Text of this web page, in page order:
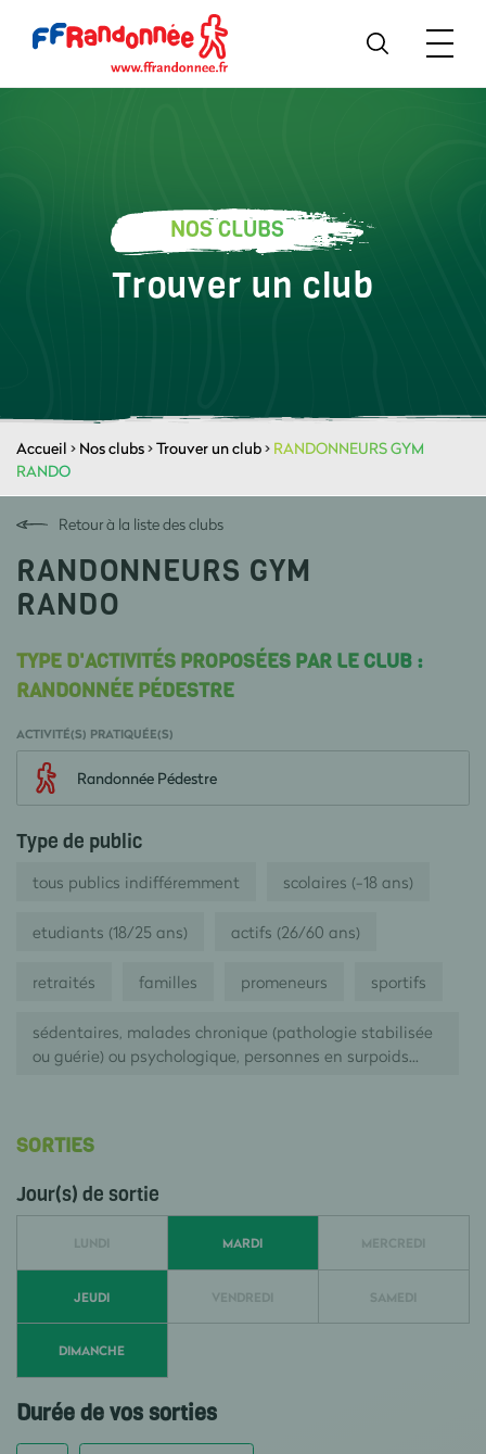
NOS CLUBS
Trouver un club
Accueil > Nos clubs>Trouver un club> RANDONNEURS GYM
RANDO
Retour à la liste des clubs
RANDONNEURS GYM
RANDO
TYPE D'ACTIVITÉS PROPOSÉES PAR LE CLUB :
RANDONNÉE PÉDESTRE
ACTIVITÉ(S) PRATIQUÉE(S)
Randonnée Pédestre
Type de public
tous publics indifféremment scolaires (-18 ans)
etudiants (18/25 ans) actifs (26/60 ans)
retraités familles promeneurs sportifs
sédentaires, malades chronique (pathologie stabilisée
ou guérie) ou psychologique, personnes en surpoids...
SORTIES
Jour(s) de sortie
LUNDI MARDI MERCREDI
JEUDI VENDREDI SAMEDI
DIMANCHE
Durée de vos sorties